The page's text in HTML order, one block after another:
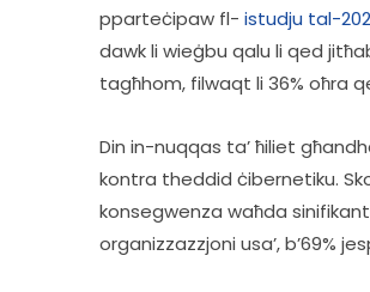
pparteċipaw fl- istudju tal-
dawk li wieġbu qalu li qed
tagħhom, filwaqt li 36% oħra
Din in-nuqqas ta’ ħiliet
kontra theddid ċibernetiku.
konsegwenza waħda
organizzazzjoni usa’, b’69%